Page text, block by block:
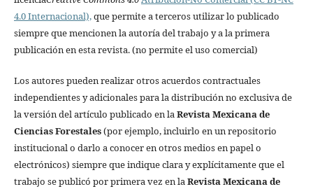
4.0 Internacional),que permite a terceros utilizar lo publicado
siempre que mencionen la autoría del trabajo y a la primera
publicación en esta revista. (no permite el uso comercial)
Los autores pueden realizar otros acuerdos contractuales
independientes y adicionales para la distribución no exclusiva de
la versión del artículo publicado en laRevista Mexicana de
Ciencias Forestales(por ejemplo, incluirlo en un repositorio
institucional o darlo a conocer en otros medios en papel o
electrónicos) siempre que indique clara y explícitamente que el
trabajo se publicó por primera vez en laRevista Mexicana de